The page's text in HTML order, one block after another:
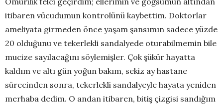
itibaren vücudumun kontrolünü kaybettim. Doktorlar
ameliyata girmeden önce yaşam şansımın sadece yüzde
20 olduğunu ve tekerlekli sandalyede oturabilmemin bile
mucize sayılacağını söylemişler. Çok şükür hayatta
kaldım ve altı gün yoğun bakım, sekiz ay hastane
sürecinden sonra, tekerlekli sandalyeyle hayata yeniden
merhaba dedim. O andan itibaren, bitiş çizgisi sandığım